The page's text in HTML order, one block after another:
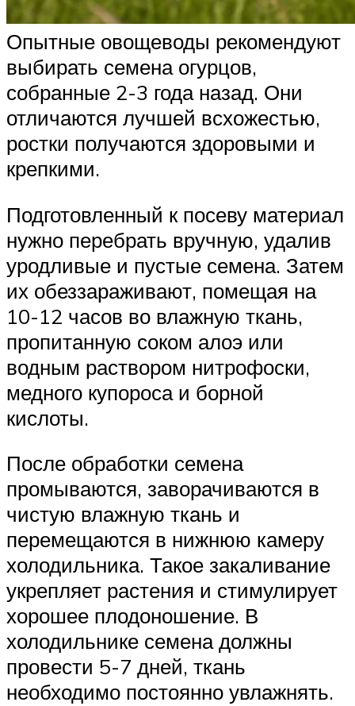
Опытные овощеводы рекомендуют
выбирать семена огурцов,
собранные 2-3 года назад. Они
отличаются лучшей всхожестью,
ростки получаются здоровыми и
крепкими.
Подготовленный к посеву материал
нужно перебрать вручную, удалив
уродливые и пустые семена. Затем
их обеззараживают, помещая на
10-12 часов во влажную ткань,
пропитанную соком алоэ или
водным раствором нитрофоски,
медного купороса и борной
кислоты.
После обработки семена
промываются, заворачиваются в
чистую влажную ткань и
перемещаются в нижнюю камеру
холодильника. Такое закаливание
укрепляет растения и стимулирует
хорошее плодоношение. В
холодильнике семена должны
провести 5-7 дней, ткань
необходимо постоянно увлажнять.